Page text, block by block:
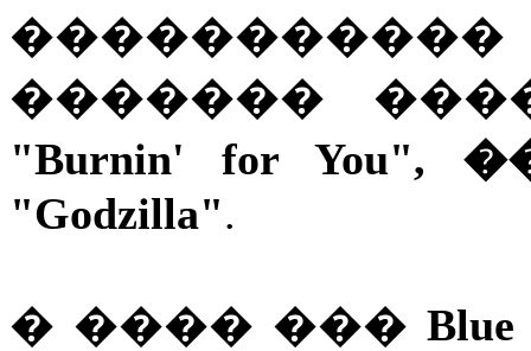
�������
"Burnin' for You",
"Godzilla".
� ���� ���